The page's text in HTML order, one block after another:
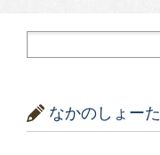
なかのしょーた